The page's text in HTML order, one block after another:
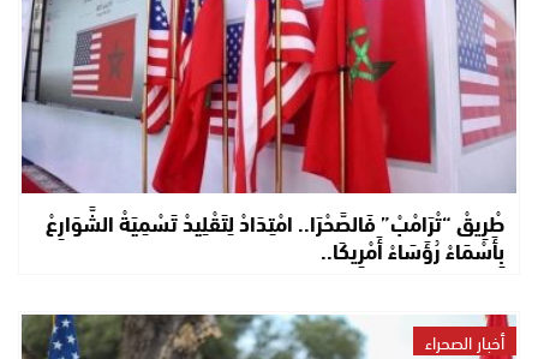
طْرِيقْ “تْرَامْبْ” فَالصَّحْرَا.. امْتِدَادْ لِتَقْلِيدْ تَسْمِيَةْ الشَّوَارِعْ
بِأَسْمَاءْ رُؤَسَاءْ أَمْرِيكَا..
أخبار الصحراء